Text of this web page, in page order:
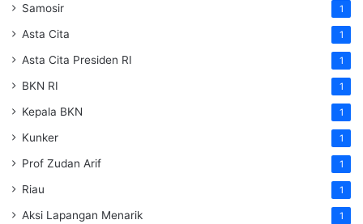
Samosir 1
Asta Cita 1
Asta Cita Presiden RI 1
BKN RI 1
Kepala BKN 1
Kunker 1
Prof Zudan Arif 1
Riau 1
Aksi Lapangan Menarik 1